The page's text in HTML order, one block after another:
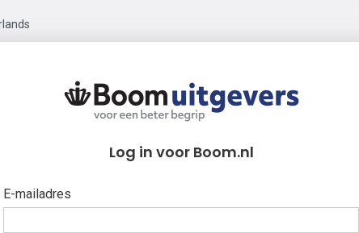
Log in voor Boom.nl
E-mailadres